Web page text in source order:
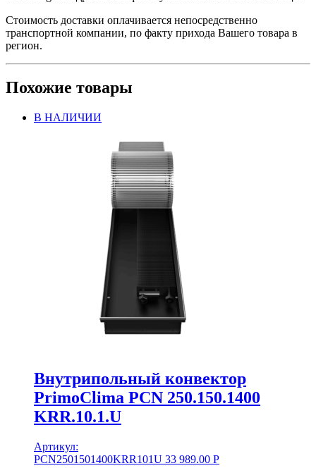
Стоимость доставки оплачивается непосредственно
транспортной компании, по факту прихода Вашего товара в
регион.
Похожие товары
В НАЛИЧИИ
Внутрипольный конвектор
PrimoClima PCN 250.150.1400
KRR.10.1.U
Артикул:
PCN2501501400KRR101U 33 989.00 Р